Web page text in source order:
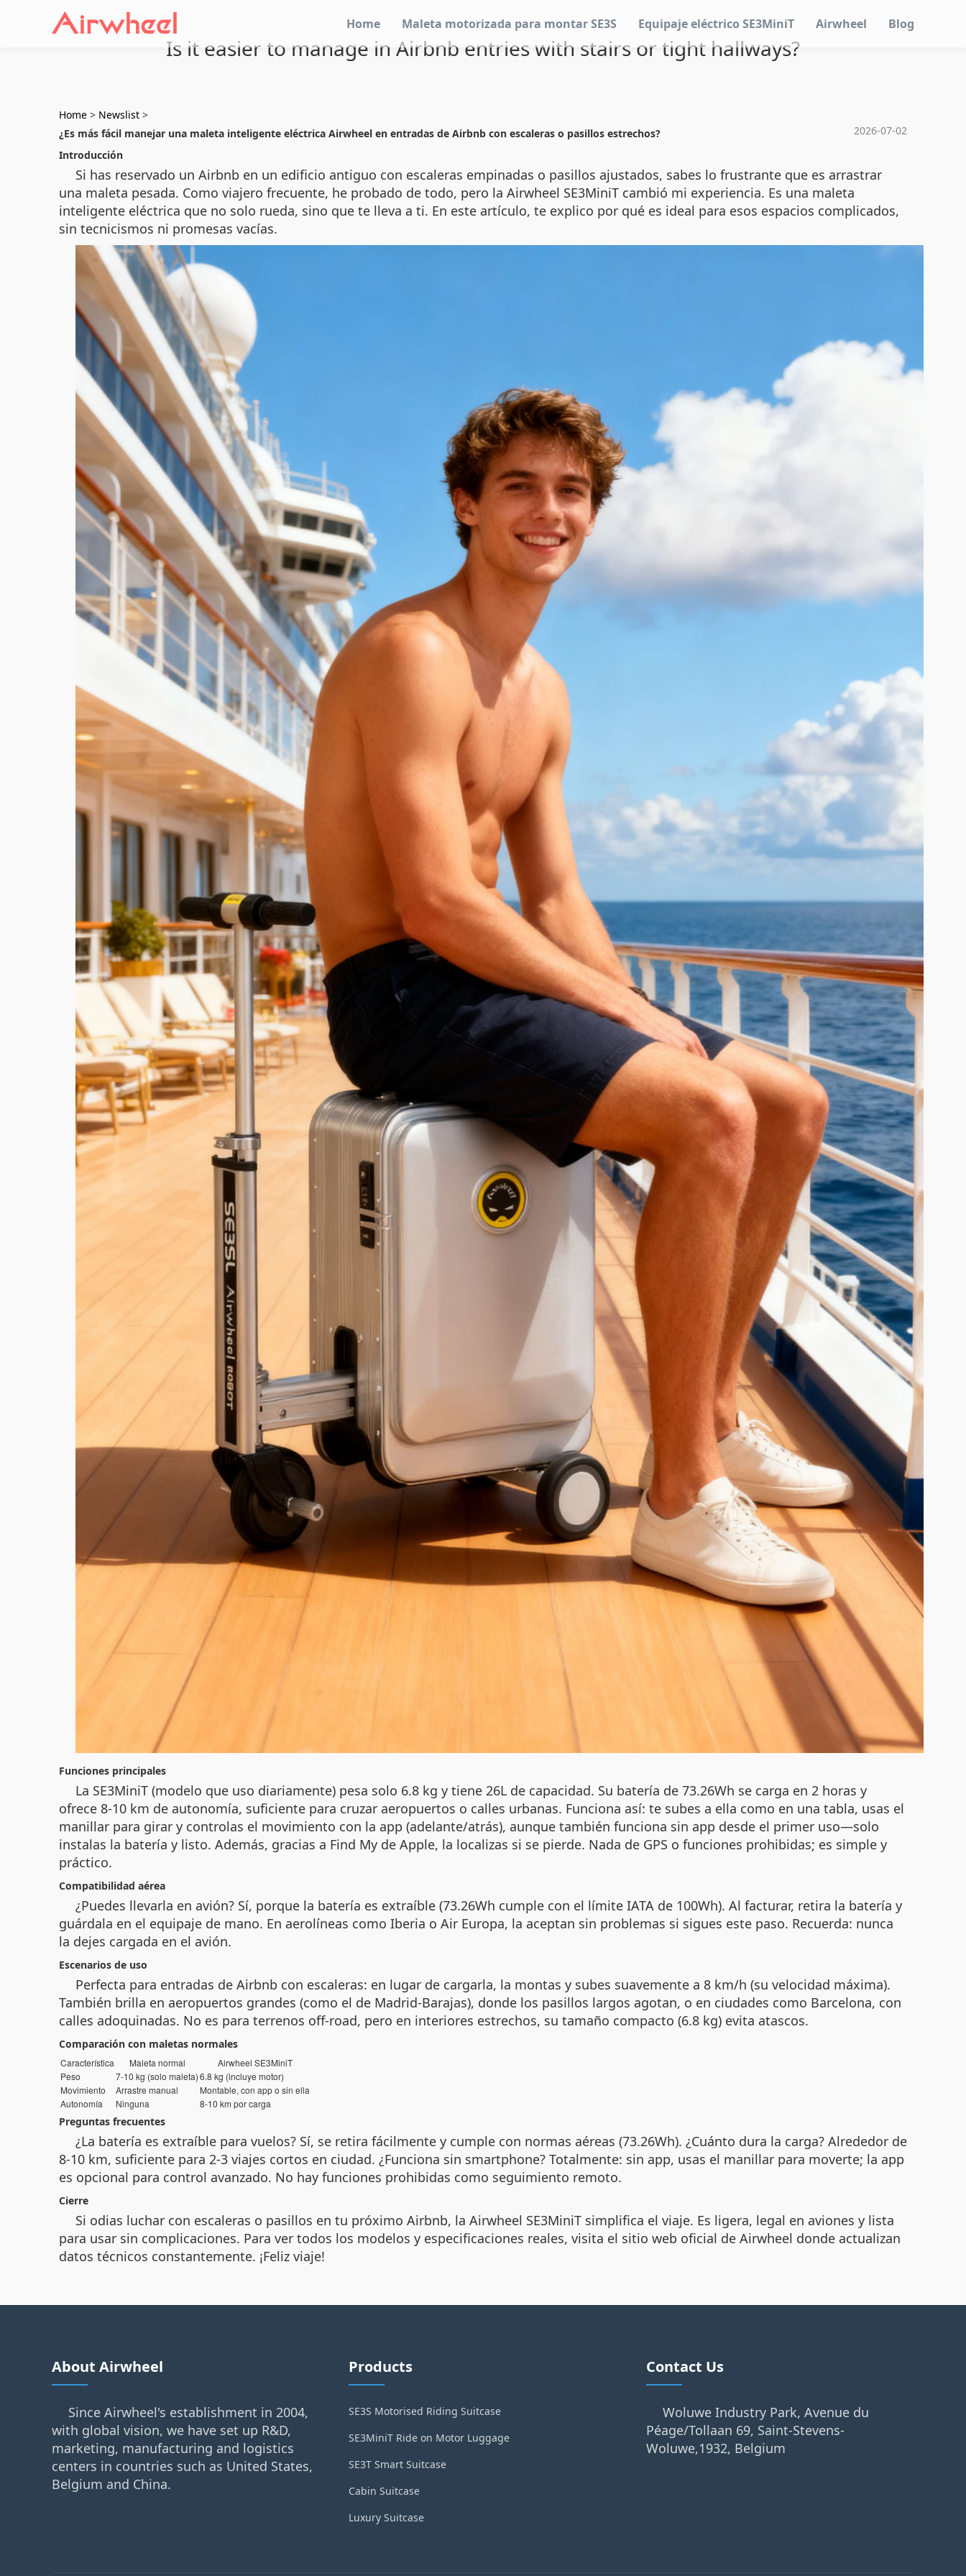
Home Maleta motorizada para montar SE3S Equipaje eléctrico SE3MiniT Airwheel Blog
Is it easier to manage in Airbnb entries with stairs or tight hallways?
Home > Newslist >
2026-07-02
¿Es más fácil manejar una maleta inteligente eléctrica Airwheel en entradas de Airbnb con escaleras o pasillos estrechos?
Introducción
Si has reservado un Airbnb en un edificio antiguo con escaleras empinadas o pasillos ajustados, sabes lo frustrante que es arrastrar
una maleta pesada. Como viajero frecuente, he probado de todo, pero la Airwheel SE3MiniT cambió mi experiencia. Es una maleta
inteligente eléctrica que no solo rueda, sino que te lleva a ti. En este artículo, te explico por qué es ideal para esos espacios complicados,
sin tecnicismos ni promesas vacías.
Funciones principales
La SE3MiniT (modelo que uso diariamente) pesa solo 6.8 kg y tiene 26L de capacidad. Su batería de 73.26Wh se carga en 2 horas y
ofrece 8-10 km de autonomía, suficiente para cruzar aeropuertos o calles urbanas. Funciona así: te subes a ella como en una tabla, usas el
manillar para girar y controlas el movimiento con la app (adelante/atrás), aunque también funciona sin app desde el primer uso—solo
instalas la batería y listo. Además, gracias a Find My de Apple, la localizas si se pierde. Nada de GPS o funciones prohibidas; es simple y
práctico.
Compatibilidad aérea
¿Puedes llevarla en avión? Sí, porque la batería es extraíble (73.26Wh cumple con el límite IATA de 100Wh). Al facturar, retira la batería y
guárdala en el equipaje de mano. En aerolíneas como Iberia o Air Europa, la aceptan sin problemas si sigues este paso. Recuerda: nunca
la dejes cargada en el avión.
Escenarios de uso
Perfecta para entradas de Airbnb con escaleras: en lugar de cargarla, la montas y subes suavemente a 8 km/h (su velocidad máxima).
También brilla en aeropuertos grandes (como el de Madrid-Barajas), donde los pasillos largos agotan, o en ciudades como Barcelona, con
calles adoquinadas. No es para terrenos off-road, pero en interiores estrechos, su tamaño compacto (6.8 kg) evita atascos.
Comparación con maletas normales
Característica Maleta normal
Airwheel SE3MiniT
Peso
7-10 kg (solo maleta)6.8 kg (incluye motor)
Movimiento
Arrastre manual
Montable, con app o sin ella
Autonomía
Ninguna 8-10 km por carga
Preguntas frecuentes
¿La batería es extraíble para vuelos? Sí, se retira fácilmente y cumple con normas aéreas (73.26Wh). ¿Cuánto dura la carga? Alrededor de
8-10 km, suficiente para 2-3 viajes cortos en ciudad. ¿Funciona sin smartphone? Totalmente: sin app, usas el manillar para moverte; la app
es opcional para control avanzado. No hay funciones prohibidas como seguimiento remoto.
Cierre
Si odias luchar con escaleras o pasillos en tu próximo Airbnb, la Airwheel SE3MiniT simplifica el viaje. Es ligera, legal en aviones y lista
para usar sin complicaciones. Para ver todos los modelos y especificaciones reales, visita el sitio web oficial de Airwheel donde actualizan
datos técnicos constantemente. ¡Feliz viaje!
About Airwheel
Since Airwheel's establishment in 2004,
with global vision, we have set up R&D,
marketing, manufacturing and logistics
centers in countries such as United States,
Belgium and China.
Products
SE3S Motorised Riding Suitcase
SE3MiniT Ride on Motor Luggage
SE3T Smart Suitcase
Cabin Suitcase
Luxury Suitcase
Contact Us
Woluwe Industry Park, Avenue du
Péage/Tollaan 69, Saint-Stevens-
Woluwe,1932, Belgium